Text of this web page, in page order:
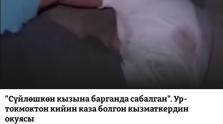
"Сүйлөшкөн кызына барганда сабалган". Ур-
токмоктон кийин каза болгон кызматкердин
окуясы